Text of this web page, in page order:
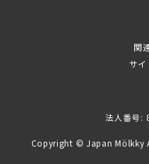
関
サ
法人番号:
Copyright © Japan Mölkky